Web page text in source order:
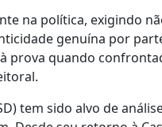
na política, exigindo
genuína por
prova quando
tem sido alvo de